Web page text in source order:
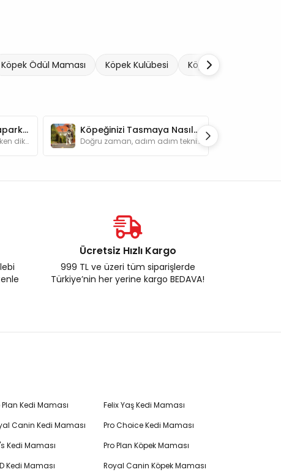
Köpek Ödül Maması Köpek Kulübesi Köpek Taşıma
Köpeğinizle Kamp Yaparken Dikkat Etmeniz Gerekenler
Köpeğinizle kamp yaparken dikkat etmeniz gerekenler nelerdir? Sağlık hazırlıkları, güvenlik önlemleri ve keyifli bir kamp deneyimi için ipuçları.
Köpeğinizi Tasmaya Nasıl Alıştırabilirsiniz?
Doğru zaman, adım adım teknikler ve olumlu takviyelerle köpeğinizi tasmaya alıştırma yöntemlerini öğrenin.
Ücretsiz Hızlı Kargo
999 TL ve üzeri tüm siparişlerde
Türkiye’nin her yerine kargo BEDAVA!
Plan Kedi Maması
Canin Kedi Maması
Kedi Maması
Kedi Maması
Felix Yaş Kedi Maması
Pro Choice Kedi Maması
Pro Plan Köpek Maması
Royal Canin Köpek Maması